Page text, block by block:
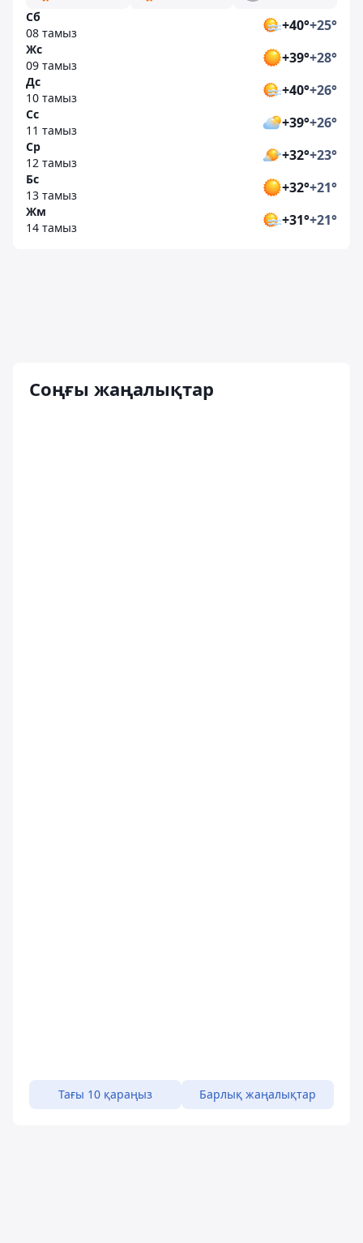
Сб
08 тамыз
+40°+25°
Жс
09 тамыз
+39°+28°
Дс
10 тамыз
+40°+26°
Сс
11 тамыз
+39°+26°
Ср
12 тамыз
+32°+23°
Бс
13 тамыз
+32°+21°
Жм
14 тамыз
+31°+21°
Соңғы жаңалықтар
Тағы 10 қараңыз Барлық жаңалықтар